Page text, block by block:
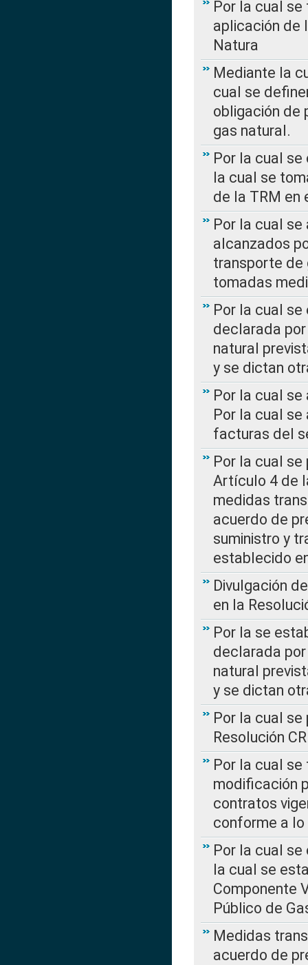
Por la cual
aplicación de
Natura
Mediante la
cual se
obligación de
gas natural.
Por la cual se
la cual se
de la TRM en
Por la cual
alcanzados
transporte de
tomadas
Por la cual
declarada
natural
y se dictan
Por la cual se
Por la cual
facturas del
Por la cual
Artículo 4 de
medidas
acuerdo de
suministro y
establecido
Divulgación
en la
Por la se
declarada
natural
y se dictan
Por la cual
Resolución
Por la cual
modificación
contratos
conforme a lo
Por la cual se
la cual se
Componente
Público de
Medidas
acuerdo de